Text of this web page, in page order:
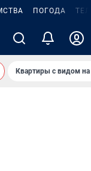
ПОГОДА
Квартиры с видом на